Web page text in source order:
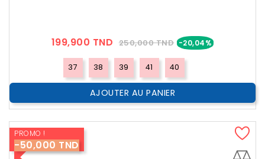
199,900 TND Prix
Public
250,000 TND -20,04%Prix
37 38 39 41 40
AJOUTER AU PANIER
PROMO !
-50,000 TND